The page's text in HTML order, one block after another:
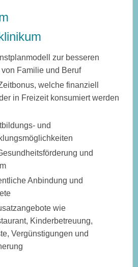
zur besseren
Familie und Beruf
welche finanziell
in Freizeit konsumiert werden
und
und
Anbindung und
wie
Kinderbetreuung,
Vergünstigungen und